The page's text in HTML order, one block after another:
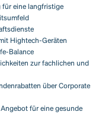
für eine langfristige
Hightech-Geräten
Balance
zur fachlichen und
über Corporate
für eine gesunde